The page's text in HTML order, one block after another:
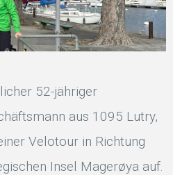
52-jähriger
aus 1095 Lutry,
Velotour in Richtung
Insel Magerøya auf.